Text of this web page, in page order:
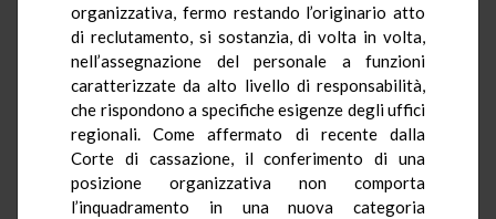
organizzativa, fermo restando l’originario atto
di reclutamento, si sostanzia, di volta in volta,
nell’assegnazione del personale a funzioni
caratterizzate da alto livello di responsabilità,
che rispondono a specifiche esigenze degli uffici
regionali. Come affermato di recente dalla
Corte di cassazione, il conferimento di una
posizione organizzativa non comporta
l’inquadramento in una nuova categoria